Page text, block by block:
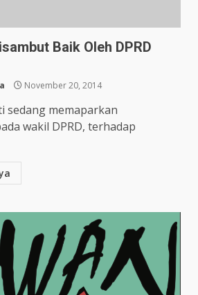
Baik Oleh DPRD
November 20, 2014
sedang memaparkan
wakil DPRD, terhadap